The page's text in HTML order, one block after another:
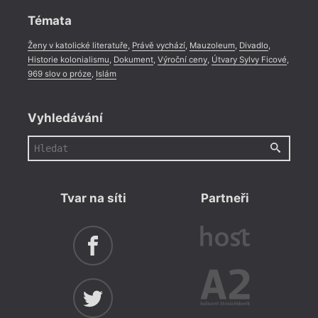
Témata
Ženy v katolické literatuře, Právě vychází, Mauzoleum, Divadlo,
Historie kolonialismu, Dokument, Výroční ceny, Útvary Sylvy Ficové,
969 slov o próze, Islám
Vyhledávání
Tvar na síti Partneři